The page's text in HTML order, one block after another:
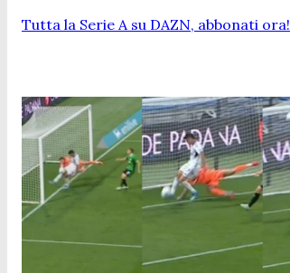
Tutta la Serie A su DAZN, abbonati ora!